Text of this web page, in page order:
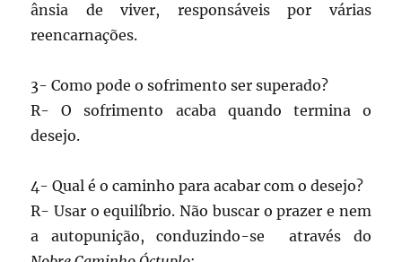
ânsia de viver, responsáveis por várias
reencarnações.
3- Como pode o sofrimento ser superado?
R- O sofrimento acaba quando termina o
desejo.
4- Qual é o caminho para acabar com o desejo?
R- Usar o equilíbrio. Não buscar o prazer e nem
a autopunição, conduzindo-se através do